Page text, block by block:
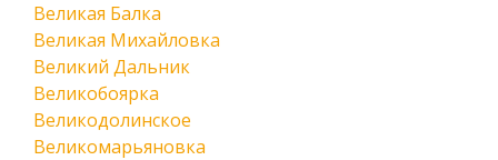
Великая Балка
Великая Михайловка
Великий Дальник
Великобоярка
Великодолинское
Великомарьяновка